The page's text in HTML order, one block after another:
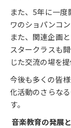
また、5年に一
ワのショパンコ
また、関連企画
スタークラスも
じた交流の場を
今後も多くの皆
化活動のさらな
す。
音楽教育の発展